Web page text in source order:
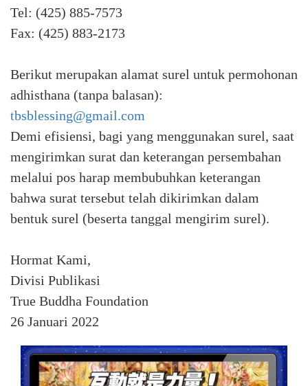
Tel: (425) 885-7573⁣
Fax: (425) 883-2173⁣
Berikut merupakan alamat surel untuk permohonan
adhisthana (tanpa balasan):⁣
tbsblessing@gmail.com
Demi efisiensi, bagi yang menggunakan surel, saat
mengirimkan surat dan keterangan persembahan
melalui pos harap membubuhkan keterangan
bahwa surat tersebut telah dikirimkan dalam
bentuk surel (beserta tanggal mengirim surel).⁣
Hormat Kami,
Divisi Publikasi
True Buddha Foundation
26 Januari 2022